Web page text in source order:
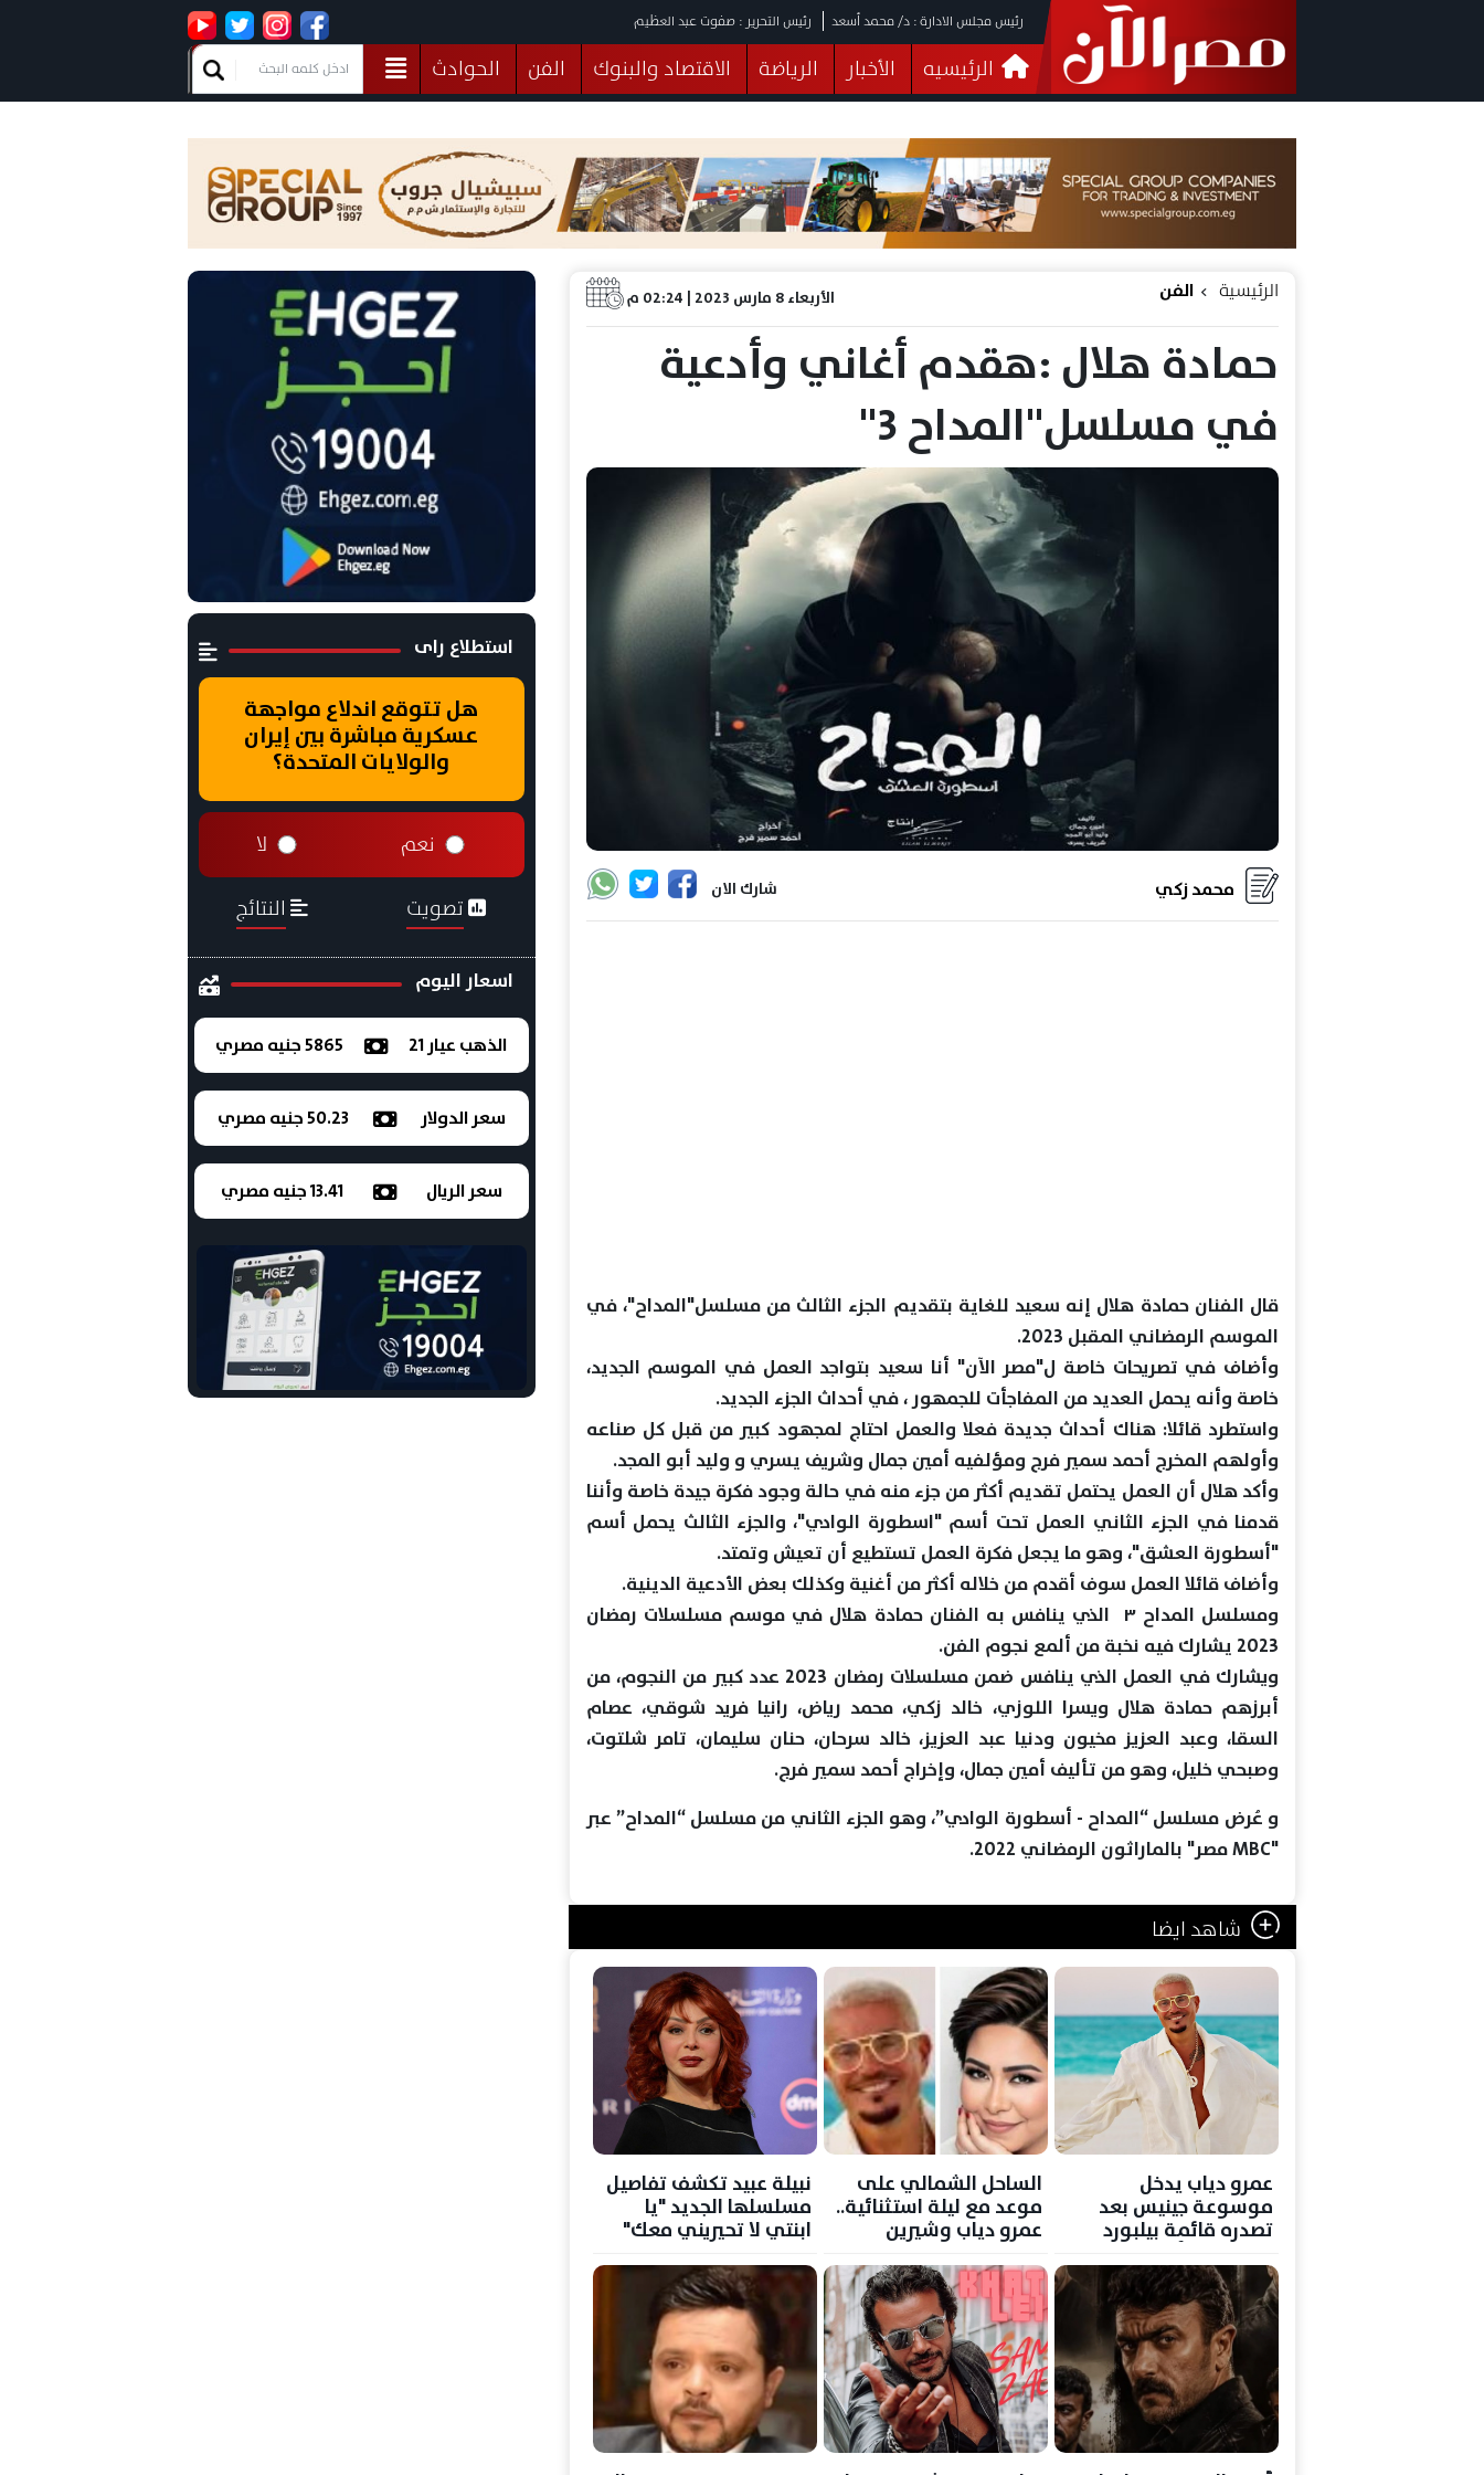
رئيس مجلس الادارة : د/ محمد أسعد رئيس التحرير : صفوت عبد العظيم
الرئيسيه الأخبار الرياضة الاقتصاد والبنوك الفن
الحوادث
فيديوهات
البرلمان صحة الثقافة خدمات منوعات
الأربعاء 8 مارس 2023 | 02:24 م الرئيسية الفن
حمادة هلال :هقدم أغاني وأدعية
في مسلسل"المداح 3"
شارك الان محمد زكي
قال الفنان حمادة هلال إنه سعيد للغاية بتقديم الجزء الثالث من مسلسل"المداح"، في
الموسم الرمضاني المقبل 2023.
وأضاف في تصريحات خاصة ل"مصر الآن" أنا سعيد بتواجد العمل في الموسم الجديد،
خاصة وأنه يحمل العديد من المفاجأت للجمهور ، في أحداث الجزء الجديد.
واستطرد قائلا: هناك أحداث جديدة فعلا والعمل احتاج لمجهود كبير من قبل كل صناعه
وأولهم المخرج أحمد سمير فرج ومؤلفيه أمين جمال وشريف يسري و وليد أبو المجد.
وأكد هلال أن العمل يحتمل تقديم أكثر من جزء منه في حالة وجود فكرة جيدة خاصة وأننا
قدمنا في الجزء الثاني العمل تحت أسم "اسطورة الوادي"، والجزء الثالث يحمل أسم
"أسطورة العشق"، وهو ما يجعل فكرة العمل تستطيع أن تعيش وتمتد.
وأضاف قائلا العمل سوف أقدم من خلاله أكثر من أغنية وكذلك بعض الأدعية الدينية.
ومسلسل المداح ٣ الذي ينافس به الفنان حمادة هلال في موسم مسلسلات رمضان
2023 يشارك فيه نخبة من ألمع نجوم الفن.
ويشارك في العمل الذي ينافس ضمن مسلسلات رمضان 2023 عدد كبير من النجوم، من
أبرزهم حمادة هلال ويسرا اللوزي، خالد زكي، محمد رياض، رانيا فريد شوقي، عصام
السقا، وعبد العزيز مخيون ودنيا عبد العزيز، خالد سرحان، حنان سليمان، تامر شلتوت،
وصبحي خليل، وهو من تأليف أمين جمال، وإخراج أحمد سمير فرج.
و عُرض مسلسل “المداح - أسطورة الوادي”، وهو الجزء الثاني من مسلسل “المداح” عبر
"MBC مصر" بالماراثون الرمضاني 2022.
شاهد ايضا
عمرو دياب يدخل
موسوعة جينيس بعد
تصدره قائمة بيلبورد
الساحل الشمالي على
موعد مع ليلة استثنائية..
عمرو دياب وشيرين
وأحمد سعد في حفلات
الجمعة
نبيلة عبيد تكشف تفاصيل
مسلسلها الجديد "يا
ابنتي لا تحيريني معك"
استطلاع راى
هل تتوقع اندلاع مواجهة
عسكرية مباشرة بين إيران
والولايات المتحدة؟
نعم لا
تصويت النتائج
اسعار اليوم
الذهب عيار 21 5865 جنيه مصري
سعر الدولار 50.23 جنيه مصري
سعر الريال 13.41 جنيه مصري